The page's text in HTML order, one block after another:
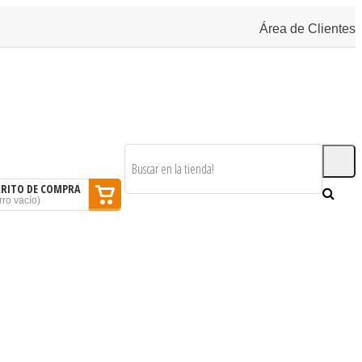
Área de Clientes
DE COMPRA
vacío)